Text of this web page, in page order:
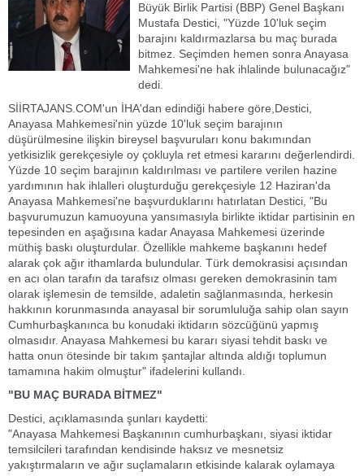
Büyük Birlik Partisi (BBP) Genel Başkanı
Mustafa Destici, "Yüzde 10'luk seçim
barajını kaldırmazlarsa bu maç burada
bitmez. Seçimden hemen sonra Anayasa
Mahkemesi'ne hak ihlalinde bulunacağız"
dedi.
SİİRTAJANS.COM'un İHA'dan edindiği habere göre,Destici,
Anayasa Mahkemesi'nin yüzde 10'luk seçim barajının
düşürülmesine ilişkin bireysel başvuruları konu bakımından
yetkisizlik gerekçesiyle oy çokluyla ret etmesi kararını değerlendirdi.
Yüzde 10 seçim barajının kaldırılması ve partilere verilen hazine
yardımının hak ihlalleri oluşturduğu gerekçesiyle 12 Haziran'da
Anayasa Mahkemesi'ne başvurduklarını hatırlatan Destici, "Bu
başvurumuzun kamuoyuna yansımasıyla birlikte iktidar partisinin en
tepesinden en aşağısına kadar Anayasa Mahkemesi üzerinde
müthiş baskı oluşturdular. Özellikle mahkeme başkanını hedef
alarak çok ağır ithamlarda bulundular. Türk demokrasisi açısından
en acı olan tarafın da tarafsız olması gereken demokrasinin tam
olarak işlemesin de temsilde, adaletin sağlanmasında, herkesin
hakkının korunmasında anayasal bir sorumluluğa sahip olan sayın
Cumhurbaşkanınca bu konudaki iktidarın sözcüğünü yapmış
olmasıdır. Anayasa Mahkemesi bu kararı siyasi tehdit baskı ve
hatta onun ötesinde bir takım şantajlar altında aldığı toplumun
tamamına hakim olmuştur" ifadelerini kullandı.
"BU MAÇ BURADA BİTMEZ"
Destici, açıklamasında şunları kaydetti:
"Anayasa Mahkemesi Başkanının cumhurbaşkanı, siyasi iktidar
temsilcileri tarafından kendisinde haksız ve mesnetsiz
yakıştırmaların ve ağır suçlamaların etkisinde kalarak oylamaya